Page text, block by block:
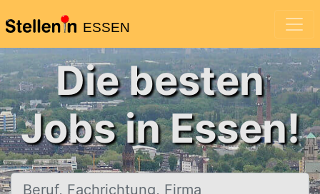
ESSEN
Die besten
Jobs in Essen!
Beruf, Fachrichtung, Firma